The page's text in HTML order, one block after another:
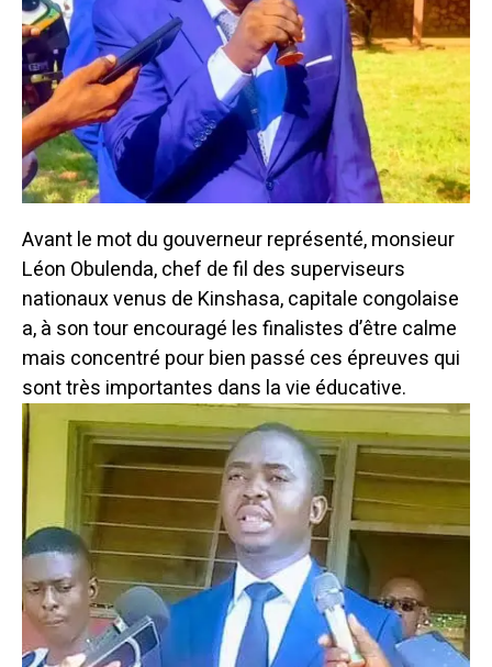
Avant le mot du gouverneur représenté, monsieur
Léon Obulenda, chef de fil des superviseurs
nationaux venus de Kinshasa, capitale congolaise
a, à son tour encouragé les finalistes d’être calme
mais concentré pour bien passé ces épreuves qui
sont très importantes dans la vie éducative.